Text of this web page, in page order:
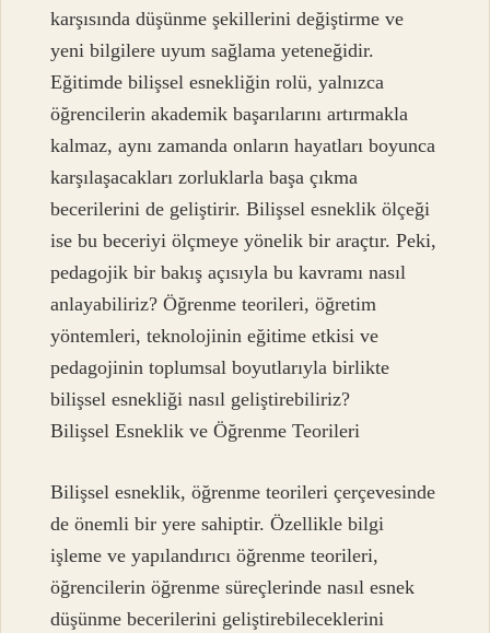
karşısında düşünme şekillerini değiştirme ve
yeni bilgilere uyum sağlama yeteneğidir.
Eğitimde bilişsel esnekliğin rolü, yalnızca
öğrencilerin akademik başarılarını artırmakla
kalmaz, aynı zamanda onların hayatları boyunca
karşılaşacakları zorluklarla başa çıkma
becerilerini de geliştirir. Bilişsel esneklik ölçeği
ise bu beceriyi ölçmeye yönelik bir araçtır. Peki,
pedagojik bir bakış açısıyla bu kavramı nasıl
anlayabiliriz? Öğrenme teorileri, öğretim
yöntemleri, teknolojinin eğitime etkisi ve
pedagojinin toplumsal boyutlarıyla birlikte
bilişsel esnekliği nasıl geliştirebiliriz?
Bilişsel Esneklik ve Öğrenme Teorileri
Bilişsel esneklik, öğrenme teorileri çerçevesinde
de önemli bir yere sahiptir. Özellikle bilgi
işleme ve yapılandırıcı öğrenme teorileri,
öğrencilerin öğrenme süreçlerinde nasıl esnek
düşünme becerilerini geliştirebileceklerini